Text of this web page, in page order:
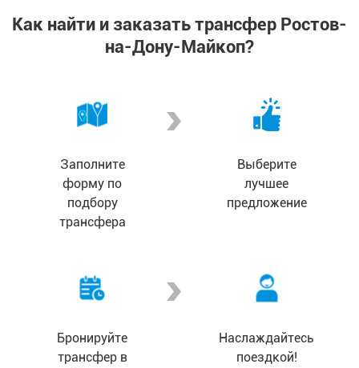
Как найти и заказать трансфер Ростов-
на-Дону-Майкоп?
Заполните
форму по
подбору
трансфера
Выберите
лучшее
предложение
Бронируйте
трансфер в
Наслаждайтесь
поездкой!